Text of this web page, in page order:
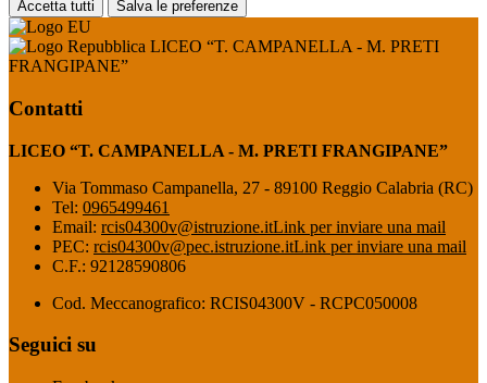
Accetta tutti Salva le preferenze
LICEO “T. CAMPANELLA - M. PRETI
FRANGIPANE”
Contatti
LICEO “T. CAMPANELLA - M. PRETI FRANGIPANE”
Via Tommaso Campanella, 27 - 89100 Reggio Calabria (RC)
Tel: 0965499461
Email: rcis04300v@istruzione.itLink per inviare una mail
PEC: rcis04300v@pec.istruzione.itLink per inviare una mail
C.F.: 92128590806
Cod. Meccanografico: RCIS04300V - RCPC050008
Seguici su